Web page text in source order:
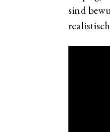
sind